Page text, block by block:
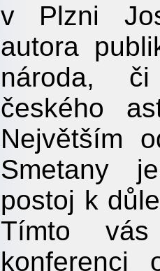
v Plzni
autora
národa,
českého
Největším
Smetany
postoj k
Tímto